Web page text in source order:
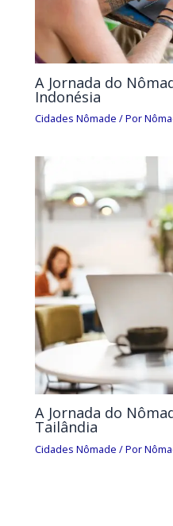
A Jornada do
Indonésia
Cidades Nômade / Por
A Jornada do
Tailândia
Cidades Nômade / Por